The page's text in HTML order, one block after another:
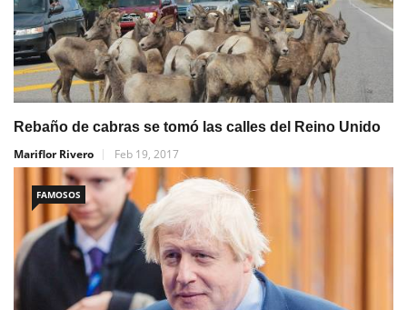
Rebaño de cabras se tomó las calles del Reino Unido
Mariflor Rivero
Feb 19, 2017
FAMOSOS